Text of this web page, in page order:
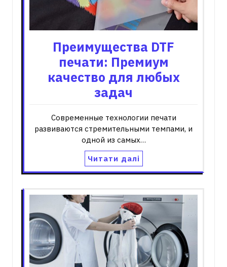
Преимущества DTF
печати: Премиум
качество для любых
задач
Современные технологии печати
развиваются стремительными темпами, и
одной из самых…
Читати далі